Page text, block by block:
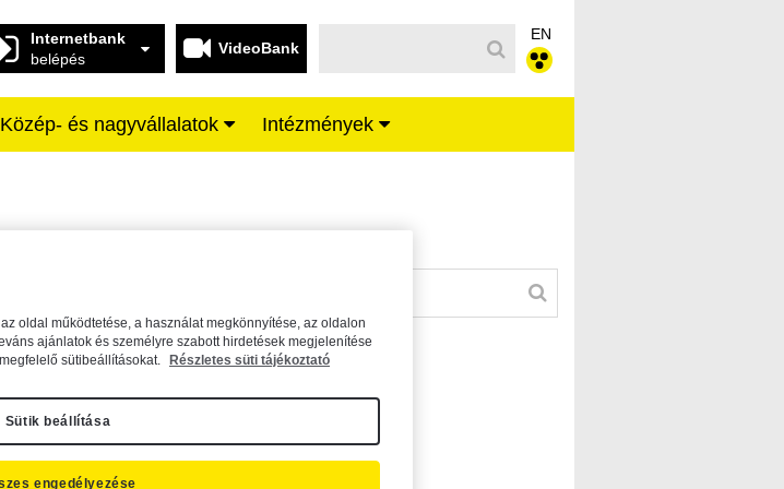
Internetbank
belépés
VideoBank
EN
Közép- és nagyvállalatok Intézmények
kérjük, írja be a keresőszót a mezőbe.
oldal működtetése, a használat megkönnyítése, az oldalon
ajánlatok és személyre szabott hirdetések megjelenítése
sütibeállításokat.
Részletes süti tájékoztató
Sütik beállítása
engedélyezése